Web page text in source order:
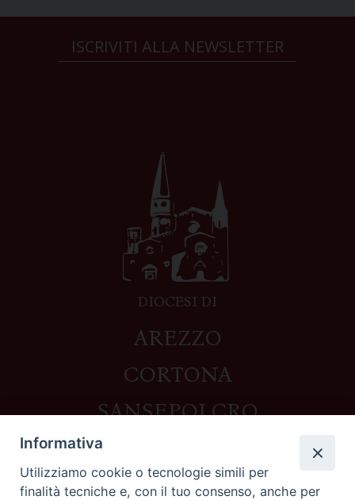
ISCRIVITI ALLA NEWSLETTER
DIOCESI DI
AREZZO
CORTONA
SANSEPOLCRO
Contatti
Informativa
Utilizziamo cookie o tecnologie simili per
finalità tecniche e, con il tuo consenso, anche per